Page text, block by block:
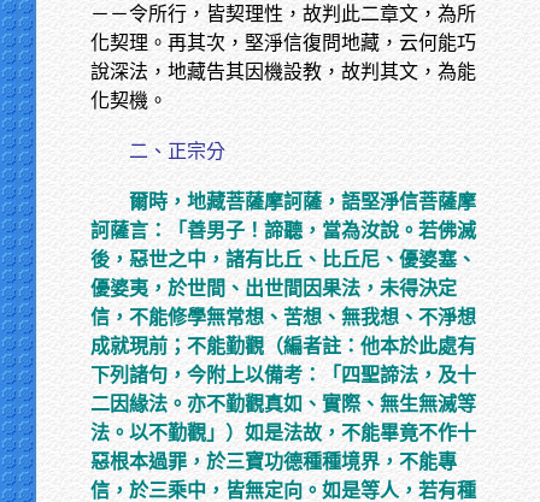
－－令所行，皆契理性，故判此二章文，為所
化契理。再其次，堅淨信復問地藏，云何能巧
說深法，地藏告其因機設教，故判其文，為能
化契機。
二、正宗分
爾時，地藏菩薩摩訶薩，語堅淨信菩薩摩
訶薩言：「善男子！諦聽，當為汝說。若佛滅
後，惡世之中，諸有比丘、比丘尼、優婆塞、
優婆夷，於世間、出世間因果法，未得決定
信，不能修學無常想、苦想、無我想、不淨想
成就現前；不能勤觀（編者註：他本於此處有
下列諸句，今附上以備考：「四聖諦法，及十
二因緣法。亦不勤觀真如、實際、無生無滅等
法。以不勤觀」）如是法故，不能畢竟不作十
惡根本過罪，於三寶功德種種境界，不能專
信，於三乘中，皆無定向。如是等人，若有種